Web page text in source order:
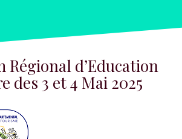
d’Education
des 3 et 4 Mai 2025